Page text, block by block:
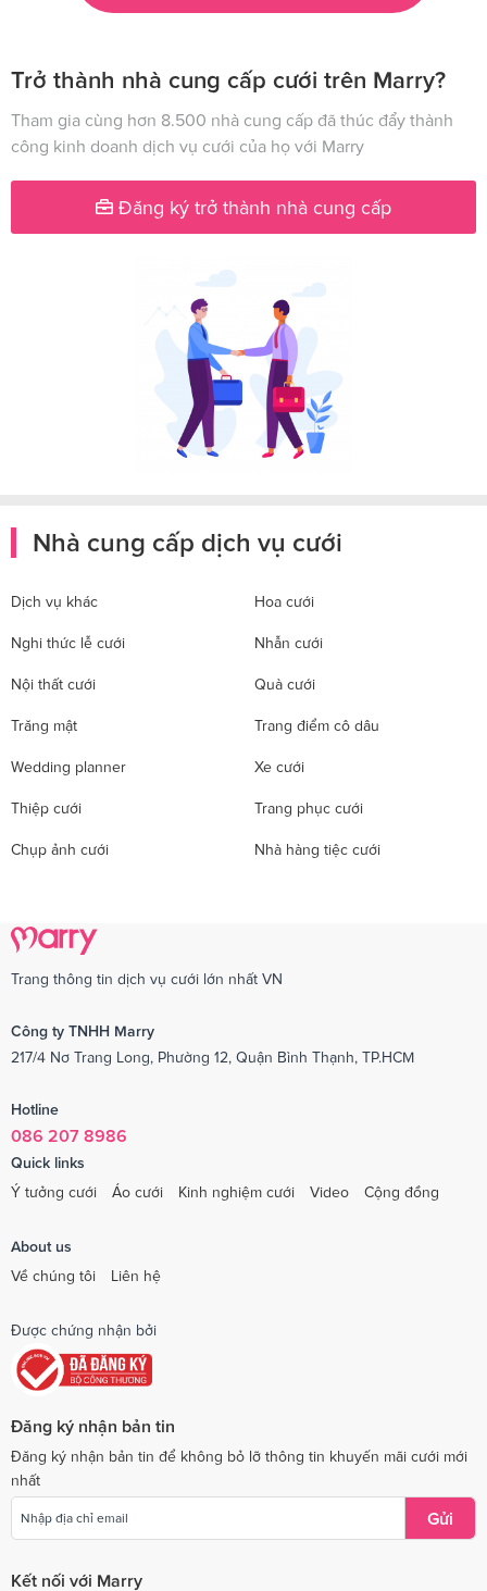
Trở thành nhà cung cấp cưới trên Marry?
Tham gia cùng hơn 8.500 nhà cung cấp đã thúc đẩy thành
công kinh doanh dịch vụ cưới của họ với Marry
Đăng ký trở thành nhà cung cấp
Nhà cung cấp dịch vụ cưới
Dịch vụ khác Hoa cưới
Nghi thức lễ cưới Nhẫn cưới
Nội thất cưới Quà cưới
Trăng mật Trang điểm cô dâu
Wedding planner Xe cưới
Thiệp cưới Trang phục cưới
Chụp ảnh cưới Nhà hàng tiệc cưới
Trang thông tin dịch vụ cưới lớn nhất VN
Công ty TNHH Marry
217/4 Nơ Trang Long, Phường 12, Quận Bình Thạnh, TP.HCM
Hotline
086 207 8986
Quick links
Ý tưởng cưới
Áo cưới Kinh nghiệm cưới Video Cộng đồng
About us
Về chúng tôi
Liên hệ
Được chứng nhận bởi
Đăng ký nhận bản tin
Đăng ký nhận bản tin để không bỏ lỡ thông tin khuyến mãi cưới mới
nhất
Gửi
Kết nối với Marry